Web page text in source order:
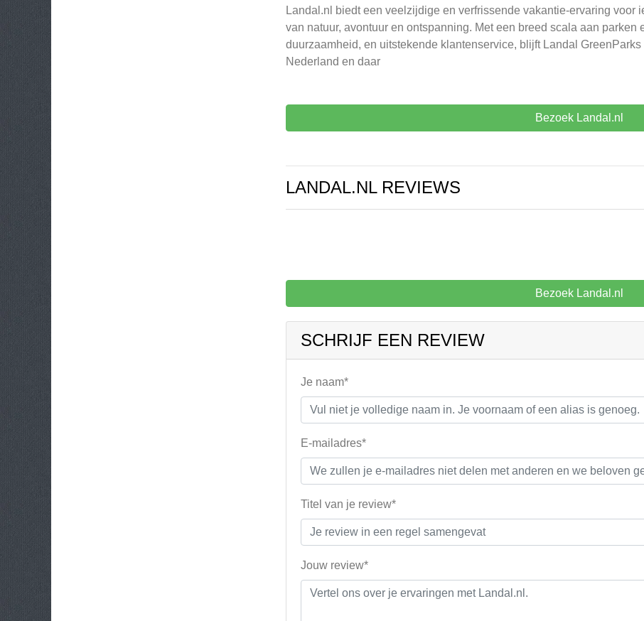
Landal.nl biedt een veelzijdige en verfrissende vakantie-ervaring voor
van natuur, avontuur en ontspanning. Met een breed scala aan parken
duurzaamheid, en uitstekende klantenservice, blijft Landal
Nederland en daar
Bezoek Landal.nl
LANDAL.NL REVIEWS
Bezoek Landal.nl
SCHRIJF EEN REVIEW
Je naam*
E-mailadres*
Titel van je review*
Jouw review*